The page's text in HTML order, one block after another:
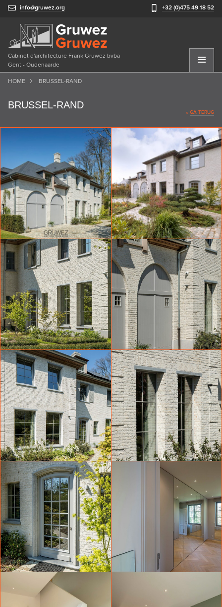
info@gruwez.org +32 (0)475 49 18 52
Cabinet d'architecture Frank Gruwez bvba
Gent - Oudenaarde
HOME BRUSSEL-RAND
BRUSSEL-RAND
« GA TERUG